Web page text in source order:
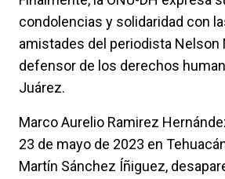
condolencias y solidaridad con
amistades del periodista Nelson
defensor de los derechos
Juárez.
Marco Aurelio Ramirez
23 de mayo de 2023 en
Martín Sánchez Íñiguez,